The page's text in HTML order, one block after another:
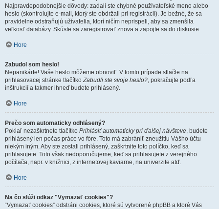
Najpravdepodobnejšie dôvody: zadali ste chybné používateľské meno alebo
heslo (skontrolujte e-mail, ktorý ste obdržali pri registrácií). Je bežné, že sa
pravidelne odstraňujú užívatelia, ktorí ničím neprispeli, aby sa zmenšila
veľkosť databázy. Skúste sa zaregistrovať znova a zapojte sa do diskusie.
Hore
Zabudol som heslo!
Nepanikárte! Vaše heslo môžeme obnoviť. V tomto prípade stlačte na
prihlasovacej stránke tlačítkoZabudli ste svoje heslo?, pokračujte podľa
inštrukcií a takmer ihneď budete prihlásený.
Hore
Prečo som automaticky odhlásený?
Pokiaľ nezaškrtnete tlačítko Prihlásiť automaticky pri ďalšej návšteve, budete
prihlásený len počas práce vo fóre. Toto má zabrániť zneužitiu Vášho účtu
niekým iným. Aby ste zostali prihlásený, zaškrtnite toto políčko, keď sa
prihlasujete. Toto však nedoporučujeme, keď sa prihlasujete z verejného
počítača, napr. v knižnici, z internetovej kaviarne, na univerzite atď.
Hore
Na čo slúži odkaz "Vymazať cookies"?
“Vymazať cookies” odstráni cookies, ktoré sú vytvorené phpBB a ktoré Vás